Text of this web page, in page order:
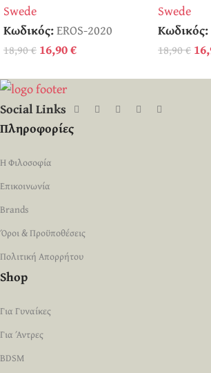
Swede
Κωδικός:EROS-2020
18,90€ 16,90€
Swede
Κωδικός:
18,90€
Social Links
Πληροφορίες
Η Φιλοσοφία
Επικοινωνία
Brands
Όροι & Προϋποθέσεις
Πολιτική Απορρήτου
Shop
Για Γυναίκες
Για Άντρες
BDSM